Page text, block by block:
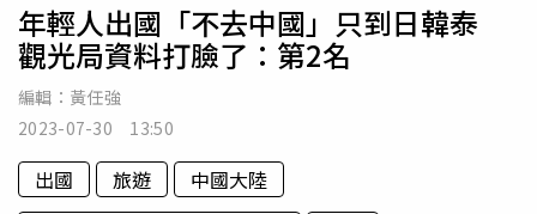
年輕人出國「不去中國」只到日韓泰
觀光局資料打臉了：第2名
編輯： 黃任強
2023-07-30 13:50
出國 旅遊
中國大陸